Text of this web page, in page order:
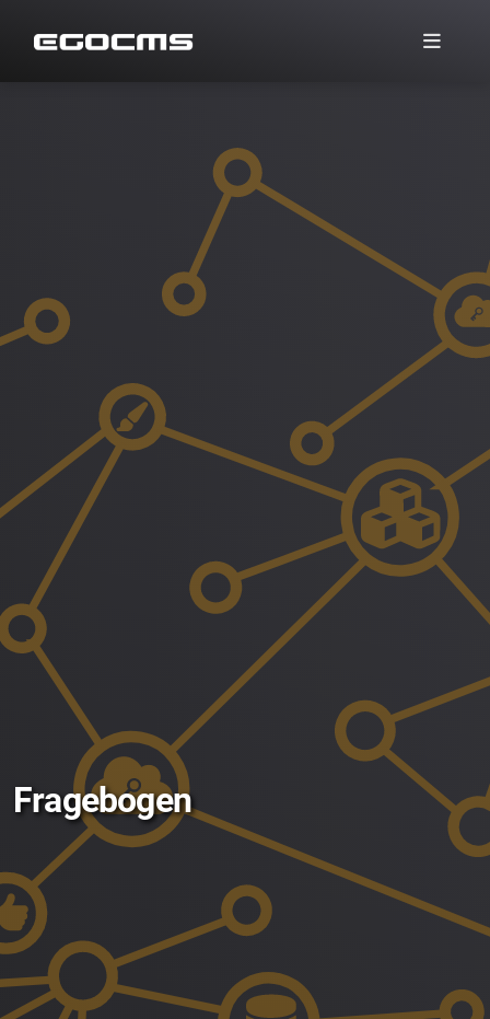
Fragebogen